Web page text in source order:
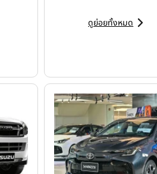
ร็จครั้งนี้เกิดขึ้นพร้อมกับการเปิดตัวครั้
สดงยานยนต์พลังงานใหม่ 12 รุ่นจากแบ
เห็นถึงนวัตกรรมที่หลากหลายของบริษัท
ดูย่อยทั้งหมด